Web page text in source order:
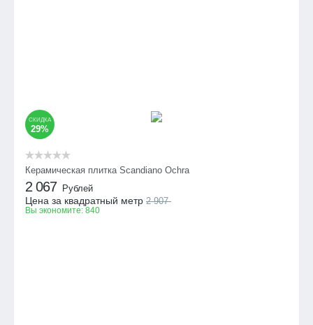
СКИДКА
29%
Керамическая плитка Scandiano Ochra
2 067 Рублей
Цена за квадратный метр 2 907
Вы экономите: 840